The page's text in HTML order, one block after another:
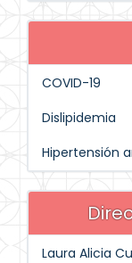
COVID-19
Dislipidemia
Hipertensión
Laura Alicia